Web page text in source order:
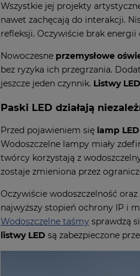
Wszystkie jej projekty
nawet zachęcają do interakcji.
refleksji. Oczywiście brak
Nowoczesne przemysłowe
bez ryzyka ich przegrzania.
jeszcze jeden czynnik. Listwy LED
Paski LED działają
Przed pojawieniem się lamp LED
Wodoszczelne lampy miały
twórcy korzystają z
zostaje zmieniona przez
Oczywiście wodoszczelność
najwyższy stopień ochrony IP i
Wodoszczelne taśmy sprawdzą
listwy LED są zabezpieczone